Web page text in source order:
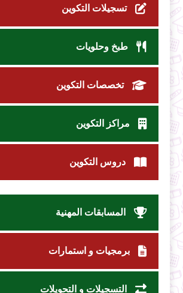
تسجيلات التكوين
طبخ وحلويات
تخصصات التكوين
مراكز التكوين
دروس التكوين
المسابقات المهنية
برمجيات و استمارات
التسجيلات و التحويلات